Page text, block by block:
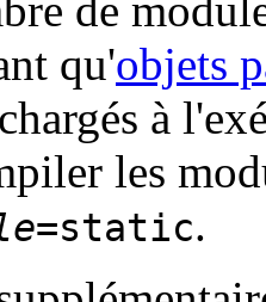
de
qu'objets
à
les
=static.